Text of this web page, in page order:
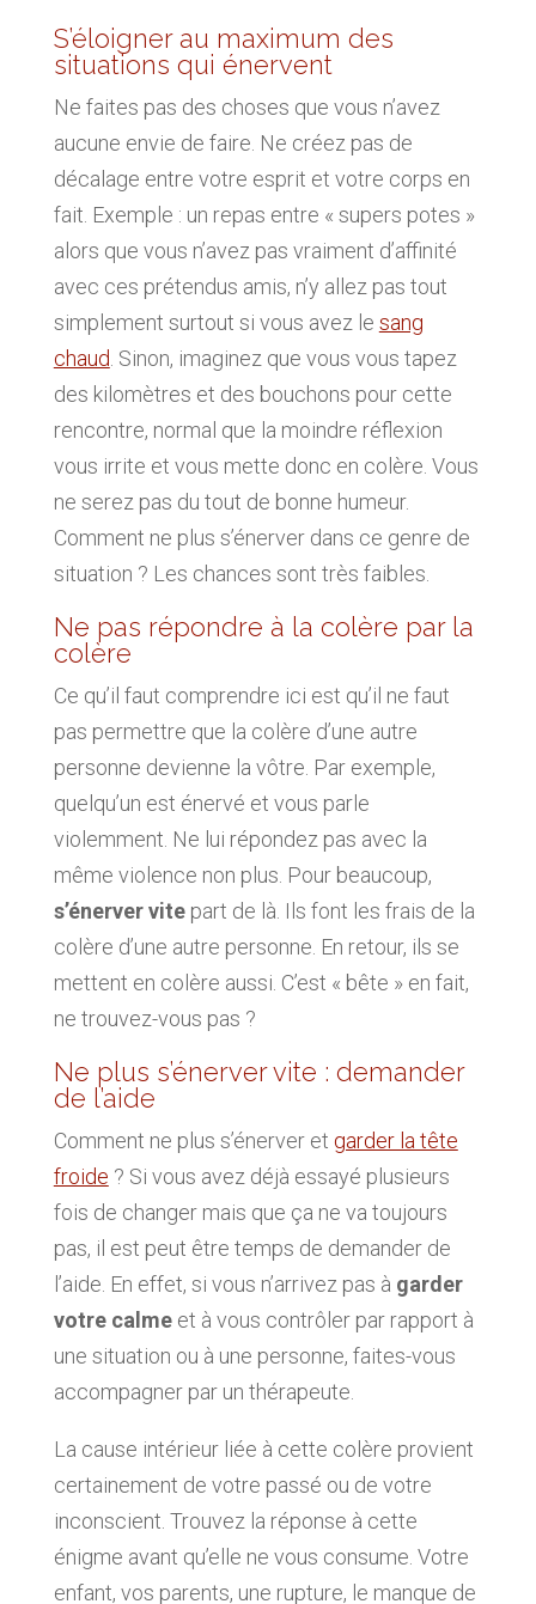
S’éloigner au maximum des
situations qui énervent
Ne faites pas des choses que vous n’avez
aucune envie de faire. Ne créez pas de
décalage entre votre esprit et votre corps en
fait. Exemple : un repas entre « supers potes »
alors que vous n’avez pas vraiment d’affinité
avec ces prétendus amis, n’y allez pas tout
simplement surtout si vous avez le sang
chaud. Sinon, imaginez que vous vous tapez
des kilomètres et des bouchons pour cette
rencontre, normal que la moindre réflexion
vous irrite et vous mette donc en colère. Vous
ne serez pas du tout de bonne humeur.
Comment ne plus s’énerver dans ce genre de
situation ? Les chances sont très faibles.
Ne pas répondre à la colère par la
colère
Ce qu’il faut comprendre ici est qu’il ne faut
pas permettre que la colère d’une autre
personne devienne la vôtre. Par exemple,
quelqu’un est énervé et vous parle
violemment. Ne lui répondez pas avec la
même violence non plus. Pour beaucoup,
s’énerver vitepart de là. Ils font les frais de la
colère d’une autre personne. En retour, ils se
mettent en colère aussi. C’est « bête » en fait,
ne trouvez-vous pas ?
Ne plus s’énerver vite : demander
de l’aide
Comment ne plus s’énerver et garder la tête
froide ? Si vous avez déjà essayé plusieurs
fois de changer mais que ça ne va toujours
pas, il est peut être temps de demander de
l’aide. En effet, si vous n’arrivez pas à garder
votre calmeet à vous contrôler par rapport à
une situation ou à une personne, faites-vous
accompagner par un thérapeute.
La cause intérieur liée à cette colère provient
certainement de votre passé ou de votre
inconscient. Trouvez la réponse à cette
énigme avant qu’elle ne vous consume. Votre
enfant, vos parents, une rupture, le manque de